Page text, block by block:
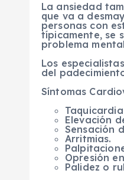
La ansiedad
que va a
personas con
típicamente, se
problema
Los
del
Síntomas
Elevación
Sensación
Arritmias.
Opresión
Palidez o